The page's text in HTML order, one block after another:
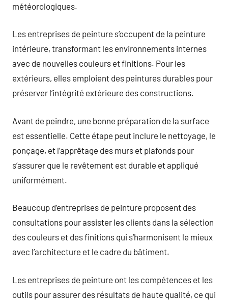
météorologiques.
Les entreprises de peinture s’occupent de la peinture
intérieure, transformant les environnements internes
avec de nouvelles couleurs et finitions. Pour les
extérieurs, elles emploient des peintures durables pour
préserver l’intégrité extérieure des constructions.
Avant de peindre, une bonne préparation de la surface
est essentielle. Cette étape peut inclure le nettoyage, le
ponçage, et l’apprêtage des murs et plafonds pour
s’assurer que le revêtement est durable et appliqué
uniformément.
Beaucoup d’entreprises de peinture proposent des
consultations pour assister les clients dans la sélection
des couleurs et des finitions qui s’harmonisent le mieux
avec l’architecture et le cadre du bâtiment.
Les entreprises de peinture ont les compétences et les
outils pour assurer des résultats de haute qualité, ce qui